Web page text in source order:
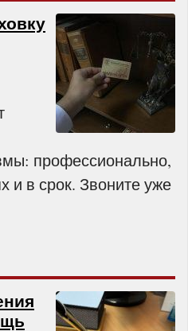
профессионально,
и в срок. Звоните уже